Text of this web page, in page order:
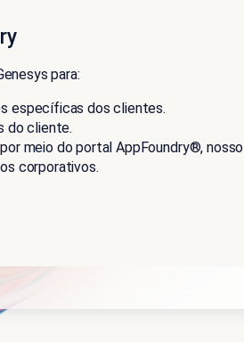
para:
específicas dos clientes.
do cliente.
meio do portal AppFoundry®, nosso
corporativos.